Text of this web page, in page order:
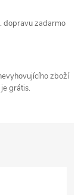
dopravu zadarmo
zboží
grátis.